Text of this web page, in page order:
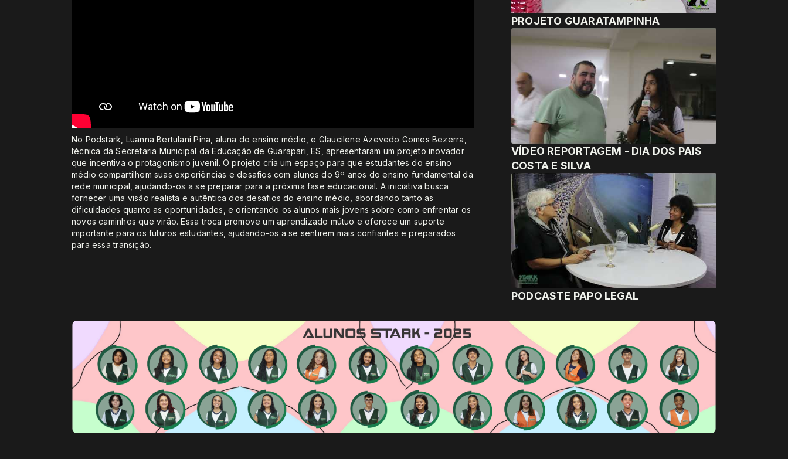
PROJETO GUARATAMPINHA
VÍDEO REPORTAGEM - DIA DOS PAIS
COSTA E SILVA
PODCASTE PAPO LEGAL
No Podstark, Luanna Bertulani Pina, aluna do ensino médio, e Glaucilene Azevedo Gomes Bezerra,
técnica da Secretaria Municipal da Educação de Guarapari, ES, apresentaram um projeto inovador
que incentiva o protagonismo juvenil. O projeto cria um espaço para que estudantes do ensino
médio compartilhem suas experiências e desafios com alunos do 9º anos do ensino fundamental da
rede municipal, ajudando-os a se preparar para a próxima fase educacional. A iniciativa busca
fornecer uma visão realista e autêntica dos desafios do ensino médio, abordando tanto as
dificuldades quanto as oportunidades, e orientando os alunos mais jovens sobre como enfrentar os
novos caminhos que virão. Essa troca promove um aprendizado mútuo e oferece um suporte
importante para os futuros estudantes, ajudando-os a se sentirem mais confiantes e preparados
para essa transição.